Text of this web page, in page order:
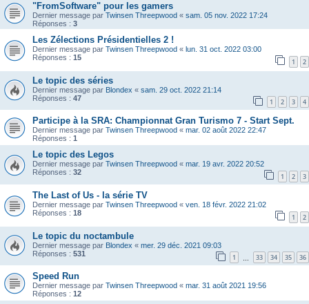
"FromSoftware" pour les gamers
Dernier message par Twinsen Threepwood « sam. 05 nov. 2022 17:24
Réponses : 3
Les Zélections Présidentielles 2 !
Dernier message par Twinsen Threepwood « lun. 31 oct. 2022 03:00
Réponses : 15 1 2
Le topic des séries
Dernier message par Blondex « sam. 29 oct. 2022 21:14
Réponses : 47 1 2 3 4
Participe à la SRA: Championnat Gran Turismo 7 - Start Sept.
Dernier message par Twinsen Threepwood « mar. 02 août 2022 22:47
Réponses : 1
Le topic des Legos
Dernier message par Twinsen Threepwood « mar. 19 avr. 2022 20:52
Réponses : 32 1 2 3
The Last of Us - la série TV
Dernier message par Twinsen Threepwood « ven. 18 févr. 2022 21:02
Réponses : 18 1 2
Le topic du noctambule
Dernier message par Blondex « mer. 29 déc. 2021 09:03
Réponses : 531 1 33 34 35 36
Speed Run
Dernier message par Twinsen Threepwood « mar. 31 août 2021 19:56
Réponses : 12